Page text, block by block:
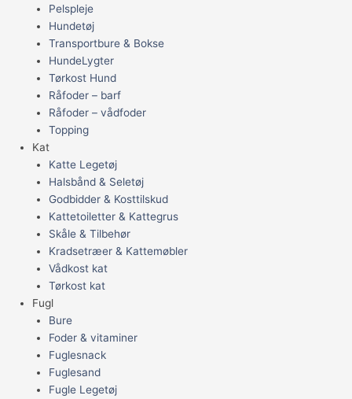
Pelspleje
Hundetøj
Transportbure & Bokse
HundeLygter
Tørkost Hund
Råfoder – barf
Råfoder – vådfoder
Topping
Kat
Katte Legetøj
Halsbånd & Seletøj
Godbidder & Kosttilskud
Kattetoiletter & Kattegrus
Skåle & Tilbehør
Kradsetræer & Kattemøbler
Vådkost kat
Tørkost kat
Fugl
Bure
Foder & vitaminer
Fuglesnack
Fuglesand
Fugle Legetøj